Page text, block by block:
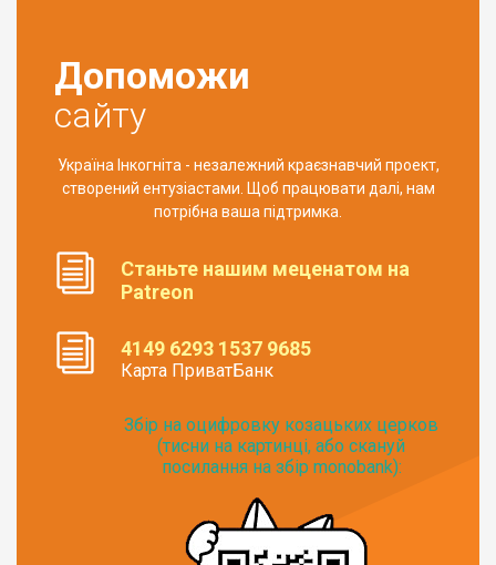
Допоможи
сайту
Україна Інкогніта - незалежний краєзнавчий проект,
створений ентузіастами. Щоб працювати далі, нам
потрібна ваша підтримка.
Станьте нашим меценатом на
Patreon
4149 6293 1537 9685
Карта ПриватБанк
Збір на оцифровку козацьких церков
(тисни на картинці, або скануй
посилання на збір monobank):